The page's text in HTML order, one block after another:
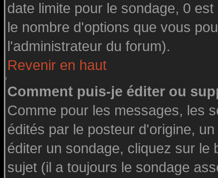
date limite pour le sondage, 0
le nombre d'options que vous
l'administrateur du forum).
Revenir en haut
Comment puis-je éditer ou
Comme pour les messages, les
édités par le posteur d'origine,
éditer un sondage, cliquez sur le
sujet (il a toujours le sondage